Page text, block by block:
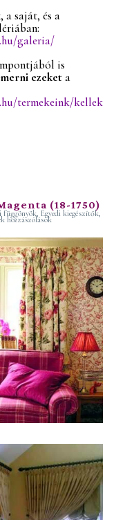
, a saját, és a
galeria/
is
ezeketa
termekeink/kellek
(18-1750)
függönyök, Egyedi kiegészítők,
hozzászólások